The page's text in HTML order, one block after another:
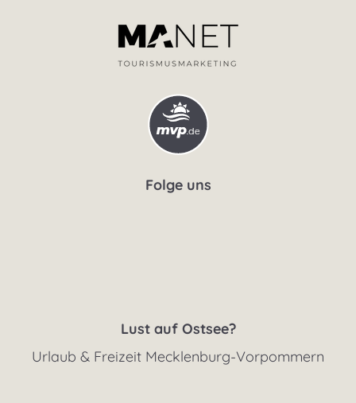
Folge uns
Lust auf Ostsee?
Urlaub & Freizeit Mecklenburg-Vorpommern